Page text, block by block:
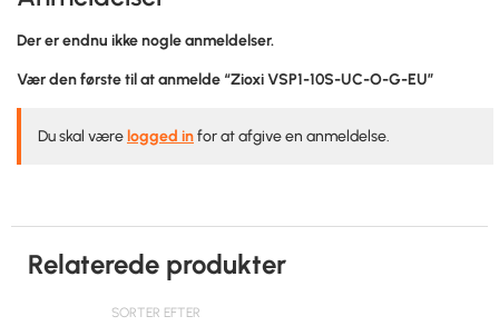
Der er endnu ikke nogle anmeldelser.
Vær den første til at anmelde “Zioxi VSP1-10S-UC-O-G-EU”
Du skal værelogged infor at afgive en anmeldelse.
Relaterede produkter
SORTER EFTER